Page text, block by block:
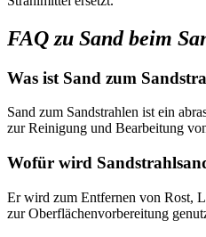
FAQ zu Sand beim
Was ist Sand zum
Sand zum Sandstrahlen ist ein
zur Reinigung und Bearbeitung
Wofür wird
Er wird zum Entfernen von Rost,
zur Oberflächenvorbereitung